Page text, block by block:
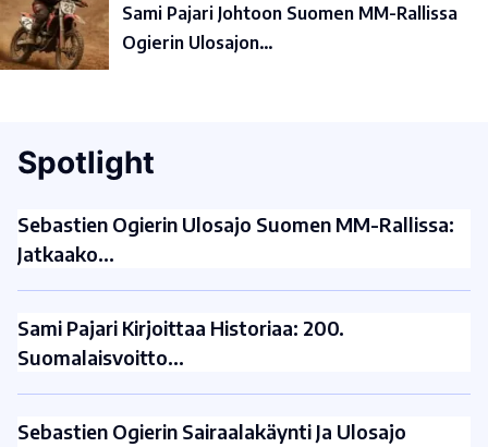
Sami Pajari Johtoon Suomen MM-Rallissa
Ogierin Ulosajon…
Spotlight
Sebastien Ogierin Ulosajo Suomen MM-Rallissa:
Jatkaako…
Sami Pajari Kirjoittaa Historiaa: 200.
Suomalaisvoitto…
Sebastien Ogierin Sairaalakäynti Ja Ulosajo